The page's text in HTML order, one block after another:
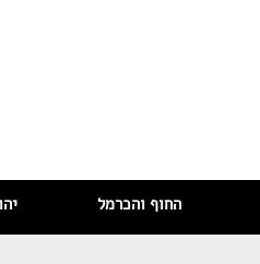
החוף והכרמל